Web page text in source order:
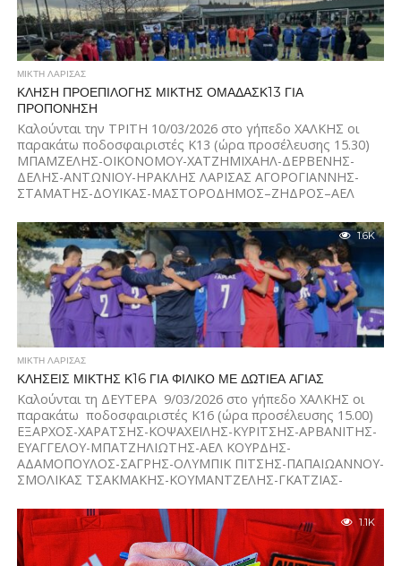
ΜΙΚΤΗ ΛΑΡΙΣΑΣ
ΚΛΗΣΗ ΠΡΟΕΠΙΛΟΓΗΣ ΜΙΚΤΗΣ ΟΜΑΔΑΣΚ13 ΓΙΑ
ΠΡΟΠΟΝΗΣΗ
Καλούνται την ΤΡΙΤΗ 10/03/2026 στο γήπεδο ΧΑΛΚΗΣ οι
παρακάτω ποδοσφαιριστές Κ13 (ώρα προσέλευσης 15.30)
ΜΠΑΜΖΕΛΗΣ-ΟΙΚΟΝΟΜΟΥ-ΧΑΤΖΗΜΙΧΑΗΛ-ΔΕΡΒΕΝΗΣ-
ΔΕΛΗΣ-ΑΝΤΩΝΙΟΥ-ΗΡΑΚΛΗΣ ΛΑΡΙΣΑΣ ΑΓΟΡΟΓΙΑΝΝΗΣ-
ΣΤΑΜΑΤΗΣ-ΔΟΥΙΚΑΣ-ΜΑΣΤΟΡΟΔΗΜΟΣ–ΖΗΔΡΟΣ–ΑΕΛ
ΤΣΑΛΟΥΚΙΔΗΣ–ΚΑΡΑΜΑΝΛΗΣ–ΖΑΚΙΛΑΣ-ΑΤΡΟΜΗΤΟΙ
ΞΑΦΑΡΑΣ-ΓΡΑΜΜΑΤΙΚΟΣ-ΓΚΟΥΓΚΟΥΛΗΣ-ΑΣΤΡΑΠΗ Ν.
ΠΟΛΙΤΕΙΑΣ ΠΕΡΗΦΑΝΟΣ-ΚΟΥΤΡΑΣ-ΖΥΓΟΥΡΑΣ–ΠΛΟΥΜΠΗΣ–
ΑΠΟΛΛΩΝ...
1.6K
ΜΙΚΤΗ ΛΑΡΙΣΑΣ
ΚΛΗΣΕΙΣ ΜΙΚΤΗΣ Κ16 ΓΙΑ ΦΙΛΙΚΟ ΜΕ ΔΩΤΙΕΑ ΑΓΙΑΣ
Καλούνται τη ΔΕΥΤΕΡΑ 9/03/2026 στο γήπεδο ΧΑΛΚΗΣ οι
παρακάτω ποδοσφαιριστές Κ16 (ώρα προσέλευσης 15.00)
ΕΞΑΡΧΟΣ-ΧΑΡΑΤΣΗΣ-ΚΟΨΑΧΕΙΛΗΣ-ΚΥΡΙΤΣΗΣ-ΑΡΒΑΝΙΤΗΣ-
ΕΥΑΓΓΕΛΟΥ-ΜΠΑΤΖΗΛΙΩΤΗΣ-ΑΕΛ ΚΟΥΡΔΗΣ-
ΑΔΑΜΟΠΟΥΛΟΣ-ΣΑΓΡΗΣ-ΟΛΥΜΠΙΚ ΠΙΤΣΗΣ-ΠΑΠΑΙΩΑΝΝΟΥ-
ΣΜΟΛΙΚΑΣ ΤΣΑΚΜΑΚΗΣ-ΚΟΥΜΑΝΤΖΕΛΗΣ-ΓΚΑΤΖΙΑΣ-
ΒΟΥΤΣΙΛΑΣ–ΜΠΑΡΔΑΣ-ΝΤΑΦΟΠΟΥΛΟΣ–ΤΣΟΥΡΑΚΗΣ–
ΗΡΑΚΛΗΣ ΛΑΡΙΣΑΣ ΣΑΛΕΛΛΑΡΙΟΥ-ΔΗΜΗΤΡΑ ΓΙΑΝΝΟΥΛΗΣ...
1.1K